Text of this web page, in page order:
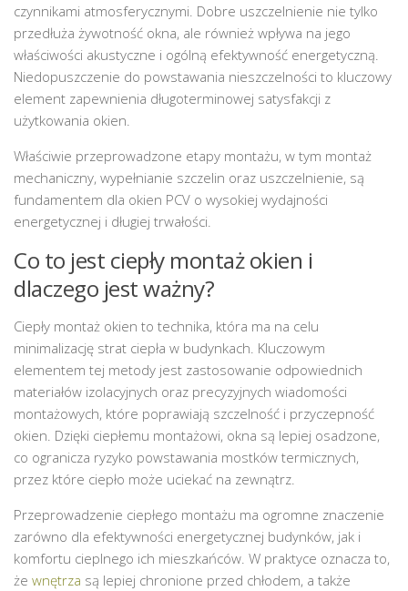
czynnikami atmosferycznymi. Dobre uszczelnienie nie tylko
przedłuża żywotność okna, ale również wpływa na jego
właściwości akustyczne i ogólną efektywność energetyczną.
Niedopuszczenie do powstawania nieszczelności to kluczowy
element zapewnienia długoterminowej satysfakcji z
użytkowania okien.
Właściwie przeprowadzone etapy montażu, w tym montaż
mechaniczny, wypełnianie szczelin oraz uszczelnienie, są
fundamentem dla okien PCV o wysokiej wydajności
energetycznej i długiej trwałości.
Co to jest ciepły montaż okien i
dlaczego jest ważny?
Ciepły montaż okien to technika, która ma na celu
minimalizację strat ciepła w budynkach. Kluczowym
elementem tej metody jest zastosowanie odpowiednich
materiałów izolacyjnych oraz precyzyjnych wiadomości
montażowych, które poprawiają szczelność i przyczepność
okien. Dzięki ciepłemu montażowi, okna są lepiej osadzone,
co ogranicza ryzyko powstawania mostków termicznych,
przez które ciepło może uciekać na zewnątrz.
Przeprowadzenie ciepłego montażu ma ogromne znaczenie
zarówno dla efektywności energetycznej budynków, jak i
komfortu cieplnego ich mieszkańców. W praktyce oznacza to,
że wnętrza są lepiej chronione przed chłodem, a także